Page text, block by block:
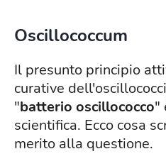
Oscillococcum
Il presunto principio
curative
"batterio oscillococco"
scientifica. Ecco cosa
merito alla questione.